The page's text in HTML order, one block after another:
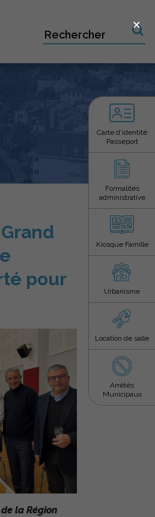
Recherche sur le site
Carte d’identité
Passeport
Formalités
administrative
Kiosque Famille
Urbanisme
Location de salle
Arrêtés
Municipaux
pour
la Région
×